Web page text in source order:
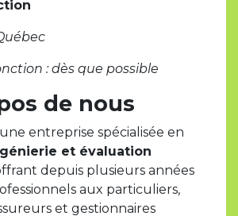
: dès que possible
de nous
entreprise spécialisée en
et évaluation
depuis plusieurs années
aux particuliers,
et gestionnaires